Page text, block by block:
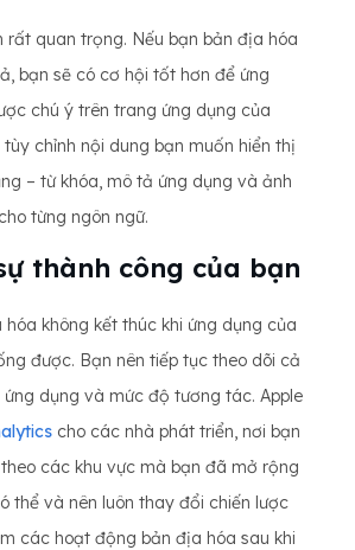
rất quan trọng. Nếu bạn bản địa hóa
bạn sẽ có cơ hội tốt hơn để ứng
chú ý trên trang ứng dụng của
chỉnh nội dung bạn muốn hiển thị
– từ khóa, mô tả ứng dụng và ảnh
từng ngôn ngữ.
thành công của bạn
không kết thúc khi ứng dụng của
được. Bạn nên tiếp tục theo dõi cả
dụng và mức độ tương tác. Apple
cho các nhà phát triển, nơi bạn
các khu vực mà bạn đã mở rộng
thể và nên luôn thay đổi chiến lược
các hoạt động bản địa hóa sau khi